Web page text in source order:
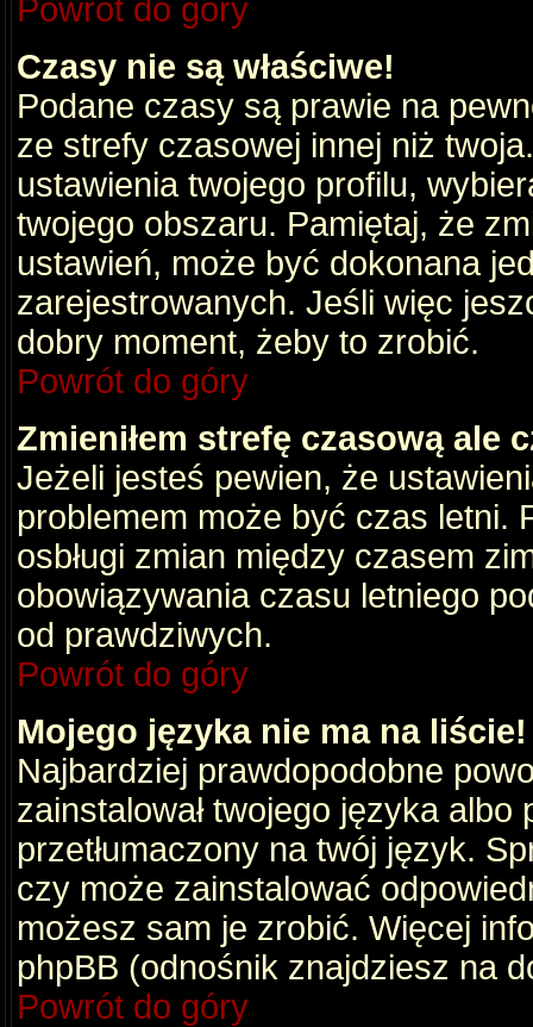
Powrót do góry
Czasy nie są właściwe!
Podane czasy są prawie na
ze strefy czasowej innej niż
ustawienia twojego profilu,
twojego obszaru. Pamiętaj, że
ustawień, może być dokonana
zarejestrowanych. Jeśli więc
dobry moment, żeby to zrobić.
Powrót do góry
Zmieniłem strefę czasową ale
Jeżeli jesteś pewien, że
problemem może być czas letni.
osbługi zmian między czasem
obowiązywania czasu letniego
od prawdziwych.
Powrót do góry
Mojego języka nie ma na liście!
Najbardziej prawdopodobne
zainstalował twojego języka albo
przetłumaczony na twój język.
czy może zainstalować
możesz sam je zrobić. Więcej
phpBB (odnośnik znajdziesz na
Powrót do góry